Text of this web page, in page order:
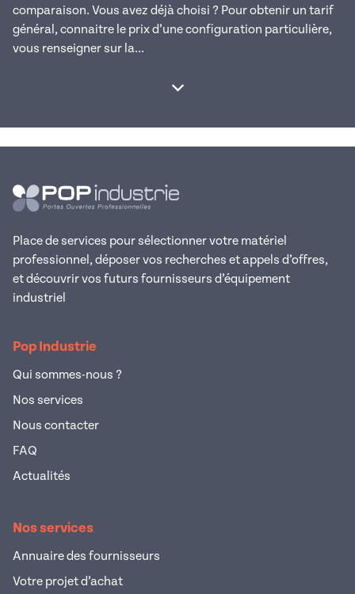
comparaison. Vous avez déjà choisi ? Pour obtenir un tarif
général, connaitre le prix d’une configuration particulière,
vous renseigner sur la...
Afficher la suite
Place de services pour sélectionner votre matériel
professionnel, déposer vos recherches et appels d’offres,
et découvrir vos futurs fournisseurs d’équipement
industriel
Pop Industrie
Qui sommes-nous ?
Nos services
Nous contacter
FAQ
Actualités
Nos services
Annuaire des fournisseurs
Votre projet d’achat